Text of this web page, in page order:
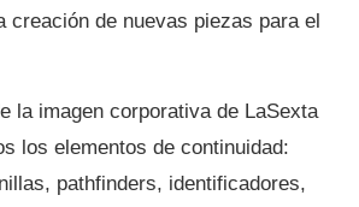
creación de nuevas piezas para el
la imagen corporativa de LaSexta
los elementos de continuidad:
pathfinders, identificadores,